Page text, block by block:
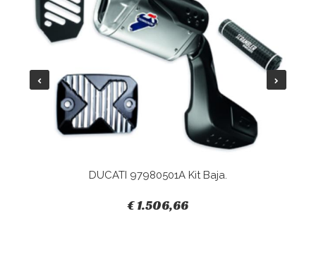
DUCATI 97980501A Kit Baja.
€ 1.506,66